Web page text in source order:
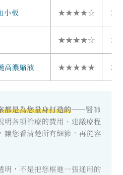
小板 ★★★★☆
★★★★☆
高濃縮液 ★★★★★
都是為您量身打造的——醫師
明各項治療的費用、建議療程
讓您看清楚所有細節，再從容
明，不是把您框進一張通用的